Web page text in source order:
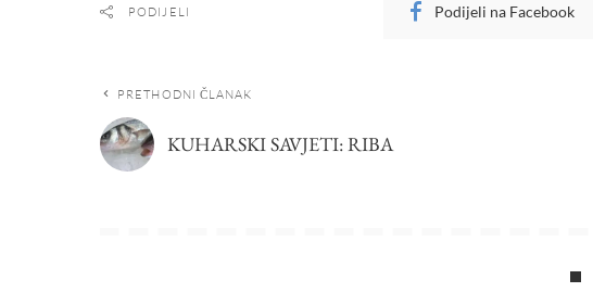
PODIJELI Podijeli na Facebook
PRETHODNI ČLANAK
KUHARSKI SAVJETI: RIBA